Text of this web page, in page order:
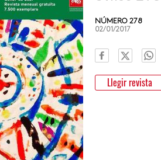
NÚMERO 278
02/01/2017
Llegir revista